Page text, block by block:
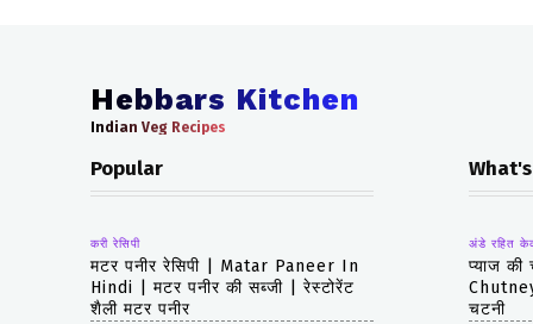
Hebbars Kitchen
Indian Veg Recipes
Popular
करी रेसिपी
मटर पनीर रेसिपी | Matar Paneer In
Hindi | मटर पनीर की सब्जी | रेस्टोरेंट
शैली मटर पनीर
अंडे रहित
प्याज की
चटनी